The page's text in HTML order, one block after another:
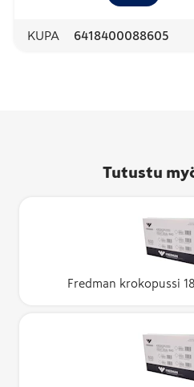
KUPA 6418400088605
Tutustu
Fredman krokopussi